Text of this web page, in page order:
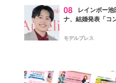
08
レインボー
ナ、結婚発表「コ
点変更のため
モデルプレス